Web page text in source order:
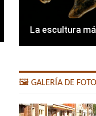
La escultura
🖼️ GALERÍA DE